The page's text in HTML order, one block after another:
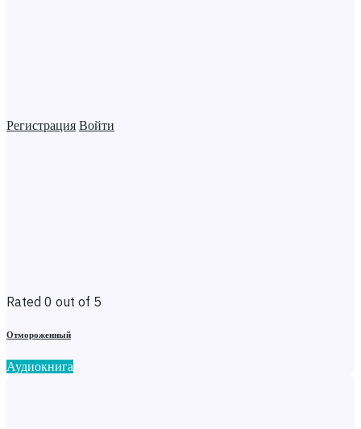
Регистрация Войти
Rated 0 out of 5
Отмороженный
Аудиокнига